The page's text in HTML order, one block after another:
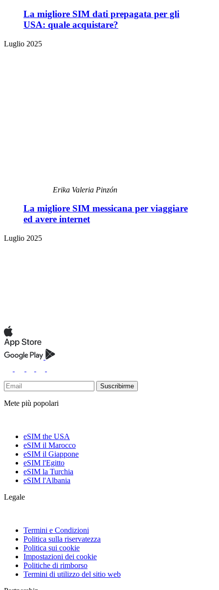
La migliore SIM dati prepagata per gli
USA: quale acquistare?
Luglio 2025
Erika Valeria Pinzón
La migliore SIM messicana per viaggiare
ed avere internet
Luglio 2025
Suscribirme
Mete più popolari
eSIM the USA
eSIM il Marocco
eSIM il Giappone
eSIM l'Egitto
eSIM la Turchia
eSIM l'Albania
Legale
Termini e Condizioni
Politica sulla riservatezza
Politica sui cookie
Impostazioni dei cookie
Politiche di rimborso
Termini di utilizzo del sitio web